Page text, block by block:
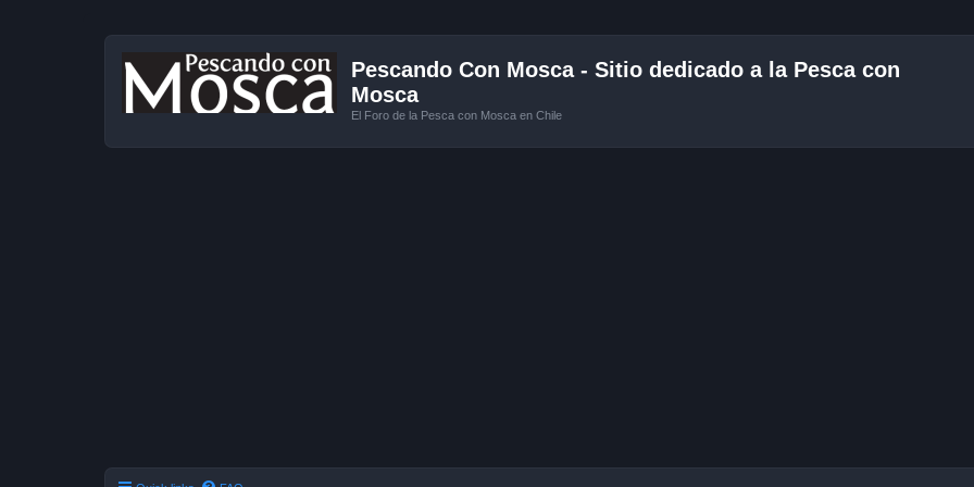
Pescando Con Mosca - Sitio dedicado a la Pesca con
Mosca
El Foro de la Pesca con Mosca en Chile